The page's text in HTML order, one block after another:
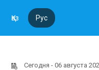
Қаз Рус
Сегодня - 06 августа